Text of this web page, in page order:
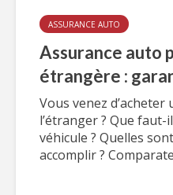
ASSURANCE AUTO
Assurance auto
étrangère :
Vous venez d’acheter
l’étranger ? Que
véhicule ? Quelles
accomplir ?